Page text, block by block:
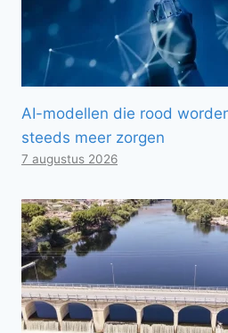
AI-modellen die rood
steeds meer zorgen
7 augustus 2026